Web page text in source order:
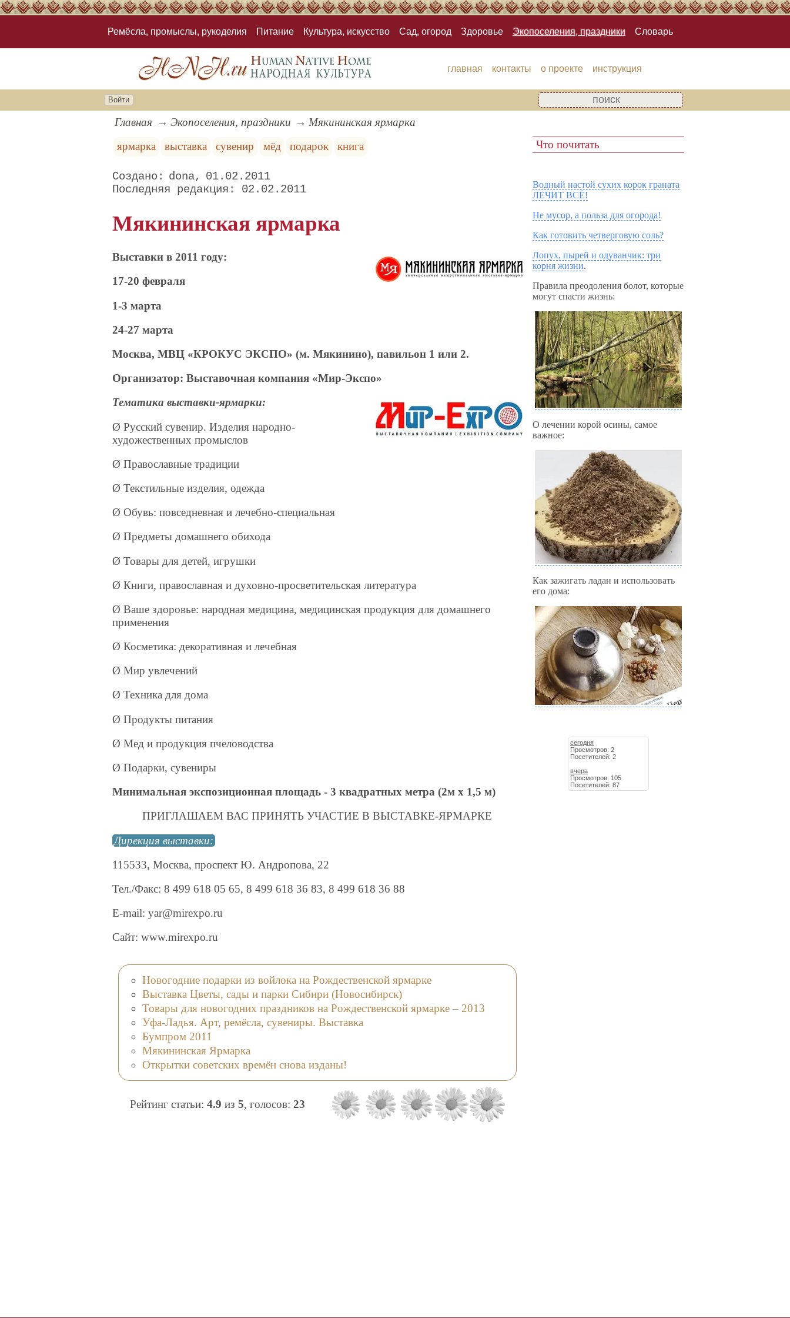
Ремёсла, промыслы, рукоделия Питание Культура, искусство Сад, огород Здоровье Экопоселения, праздники Словарь
главная контакты о проекте инструкция
Войти
Главная Экопоселения, праздники
Мякининская ярмарка
ярмарка
выставка сувенир мёд подарок книга
dona
01.02.2011
02.02.2011
Мякининская ярмарка
Выставки в 2011 году:
17-20 февраля
1-3 марта
24-27 марта
Москва, МВЦ «КРОКУС ЭКСПО» (м. Мякинино), павильон 1 или 2.
Организатор: Выставочная компания «Мир-Экспо»
Тематика выставки-ярмарки:
Ø Русский сувенир. Изделия народно-
художественных промыслов
Ø Православные традиции
Ø Текстильные изделия, одежда
Ø Обувь: повседневная и лечебно-специальная
Ø Предметы домашнего обихода
Ø Товары для детей, игрушки
Ø Книги, православная и духовно-просветительская литература
Ø Ваше здоровье: народная медицина, медицинская продукция для домашнего
применения
Ø Косметика: декоративная и лечебная
Ø Мир увлечений
Ø Техника для дома
Ø Продукты питания
Ø Мед и продукция пчеловодства
Ø Подарки, сувениры
Минимальная экспозиционная площадь - 3 квадратных метра (2м х 1,5 м)
ПРИГЛАШАЕМ ВАС ПРИНЯТЬ УЧАСТИЕ В ВЫСТАВКЕ-ЯРМАРКЕ
Дирекция выставки:
115533, Москва, проспект Ю. Андропова, 22
Тел./Факс: 8 499 618 05 65, 8 499 618 36 83, 8 499 618 36 88
E-mail: yar@mirexpo.ru
Сайт: www.mirexpo.ru
Новогодние подарки из войлока на Рождественской ярмарке
Выставка Цветы, сады и парки Сибири (Новосибирск)
Товары для новогодних праздников на Рождественской ярмарке – 2013
Уфа-Ладья. Арт, ремёсла, сувениры. Выставка
Бумпром 2011
Мякининская Ярмарка
Открытки советских времён снова изданы!
Рейтинг статьи: 4.9 из 5, голосов: 23
Что почитать
Водный настой сухих корок граната
ЛЕЧИТ ВСЁ!
Не мусор, а польза для огорода!
Как готовить четверговую соль?
Лопух, пырей и одуванчик: три
корня жизни.
Правила преодоления болот, которые
могут спасти жизнь:
О лечении корой осины, самое
важное:
Как зажигать ладан и использовать
его дома:
сегодня
Просмотров: 2
Посетителей: 2
вчера
Просмотров: 105
Посетителей: 87